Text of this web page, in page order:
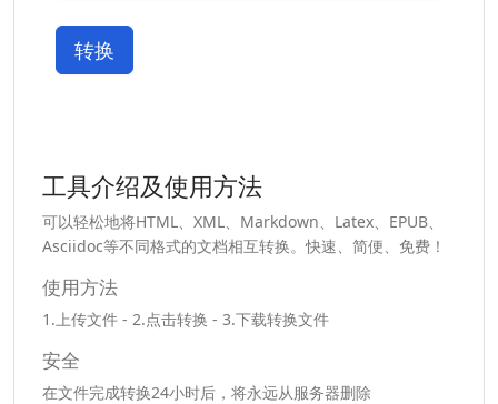
转换
工具介绍及使用方法
可以轻松地将HTML、XML、Markdown、Latex、EPUB、
Asciidoc等不同格式的文档相互转换。快速、简便、免费！
使用方法
1.上传文件 - 2.点击转换 - 3.下载转换文件
安全
在文件完成转换24小时后，将永远从服务器删除